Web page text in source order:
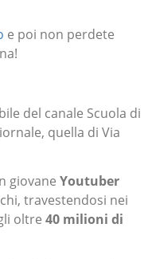
e poi non perdete
del canale Scuola di
quella di Via
giovane Youtuber
travestendosi nei
oltre 40 milioni di